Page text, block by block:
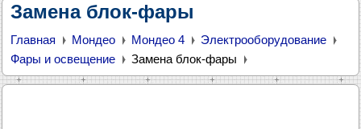
Замена блок-фары
Главная Мондео Мондео 4
Электрооборудование
Фары и освещение
Замена блок-фары